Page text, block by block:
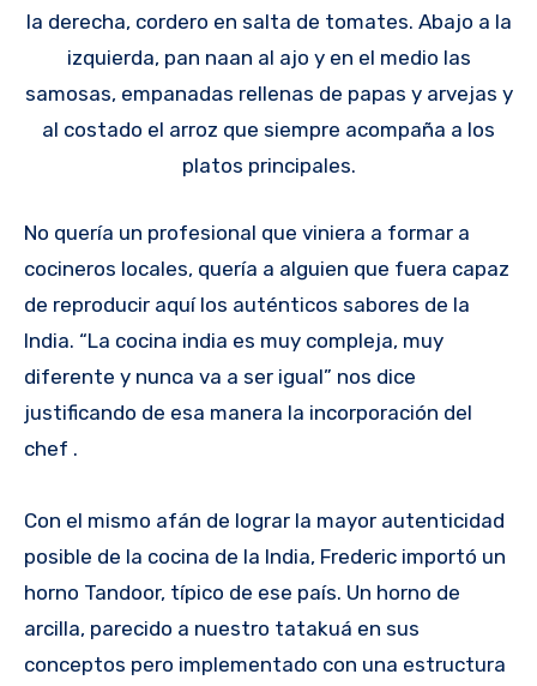
la derecha, cordero en salta de tomates. Abajo a la
izquierda, pan naan al ajo y en el medio las
samosas, empanadas rellenas de papas y arvejas y
al costado el arroz que siempre acompaña a los
platos principales.
No quería un profesional que viniera a formar a
cocineros locales, quería a alguien que fuera capaz
de reproducir aquí los auténticos sabores de la
India. “La cocina india es muy compleja, muy
diferente y nunca va a ser igual” nos dice
justificando de esa manera la incorporación del
chef .
Con el mismo afán de lograr la mayor autenticidad
posible de la cocina de la India, Frederic importó un
horno Tandoor, típico de ese país. Un horno de
arcilla, parecido a nuestro tatakuá en sus
conceptos pero implementado con una estructura